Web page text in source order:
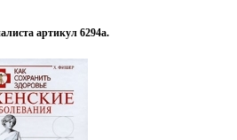
артикул 6294a.